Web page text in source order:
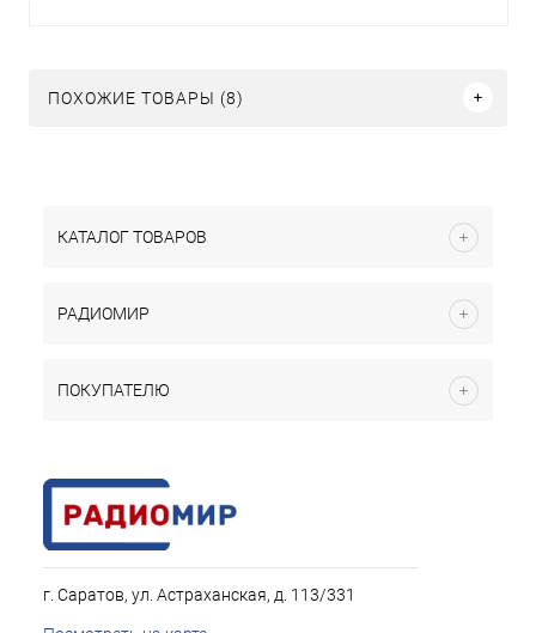
ПОХОЖИЕ ТОВАРЫ (8)
КАТАЛОГ ТОВАРОВ
РАДИОМИР
ПОКУПАТЕЛЮ
г. Саратов, ул. Астраханская, д. 113/331